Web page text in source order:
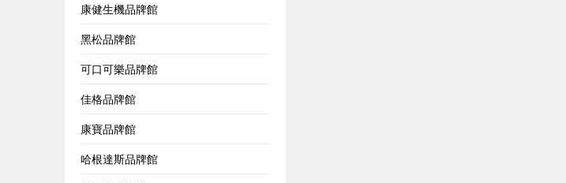
康健生機品牌館
黑松品牌館
可口可樂品牌館
佳格品牌館
康寶品牌館
哈根達斯品牌館